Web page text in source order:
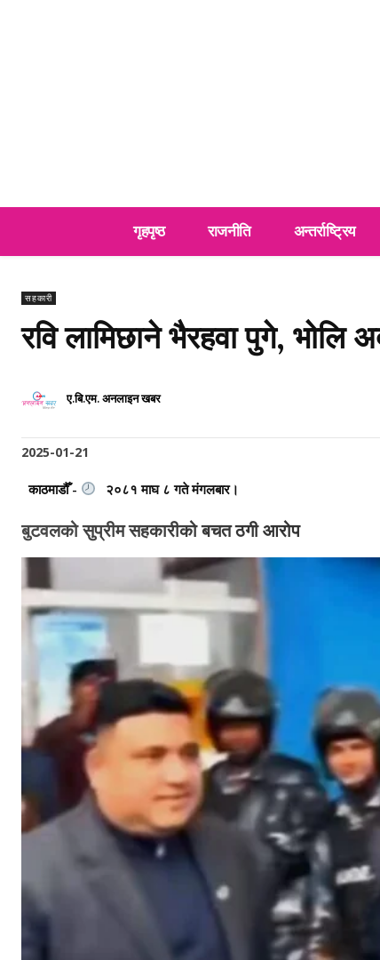
गृहपृष्ठ राजनीति अन्तर्राष्ट्रिय
सहकारी
रवि लामिछाने भैरहवा पुगे, भोलि
ए.बि.एम. अनलाइन खबर
2025-01-21
काठमाडौँ - २०८१ माघ ८ गते मंगलबार।
बुटवलको सुप्रीम सहकारीको बचत ठगी आरोप